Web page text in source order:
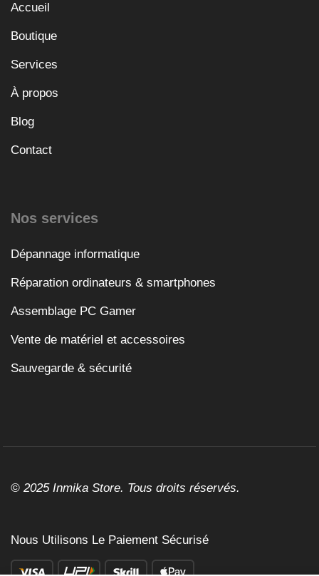
Accueil
Boutique
Services
À propos
Blog
Contact
Nos services
Dépannage informatique
Réparation ordinateurs & smartphones
Assemblage PC Gamer
Vente de matériel et accessoires
Sauvegarde & sécurité
© 2025 Inmika Store. Tous droits réservés.
Nous Utilisons Le Paiement Sécurisé